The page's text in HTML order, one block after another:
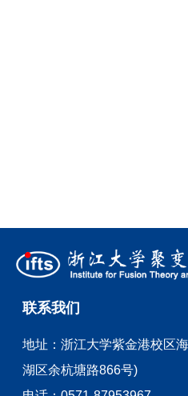
联系我们
地址：浙江大学紫金港校区
湖区余杭塘路866号)